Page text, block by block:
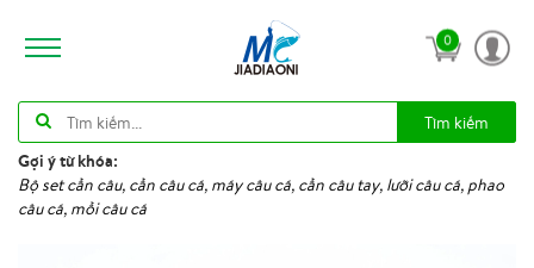
0
Tìm kiếm
Gợi ý từ khóa:
Bộ set cần câu, cần câu cá, máy câu cá, cần câu tay, lưỡi câu cá, phao
câu cá, mồi câu cá